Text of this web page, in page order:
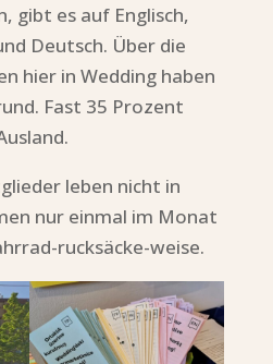
gibt es auf Englisch,
Deutsch. Über die
hier in Wedding haben
Fast 35 Prozent
leben nicht in
nur einmal im Monat
rucksäcke-weise.